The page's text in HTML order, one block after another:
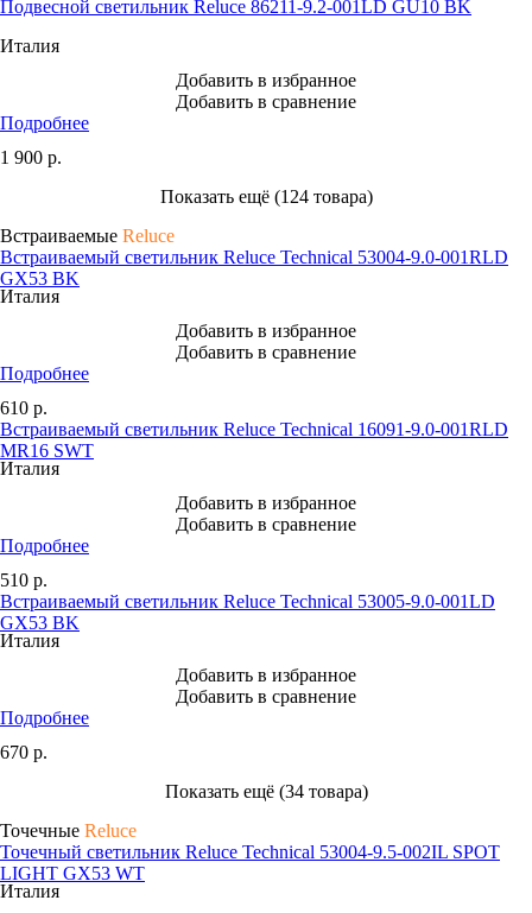
Подвесной светильник Reluce 86211-9.2-001LD GU10 BK
Италия
Добавить в избранное
Добавить в сравнение
Подробнее
1 900 р.
Показать ещё (124 товара)
Встраиваемые Reluce
Встраиваемый светильник Reluce Technical 53004-9.0-001RLD
GX53 BK
Италия
Добавить в избранное
Добавить в сравнение
Подробнее
610 р.
Встраиваемый светильник Reluce Technical 16091-9.0-001RLD
MR16 SWT
Италия
Добавить в избранное
Добавить в сравнение
Подробнее
510 р.
Встраиваемый светильник Reluce Technical 53005-9.0-001LD
GX53 BK
Италия
Добавить в избранное
Добавить в сравнение
Подробнее
670 р.
Показать ещё (34 товара)
Точечные Reluce
Точечный светильник Reluce Technical 53004-9.5-002IL SPOT
LIGHT GX53 WT
Италия